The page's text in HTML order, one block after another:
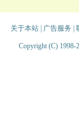
关于本站| 广告服务
Copyright (C) 1998-